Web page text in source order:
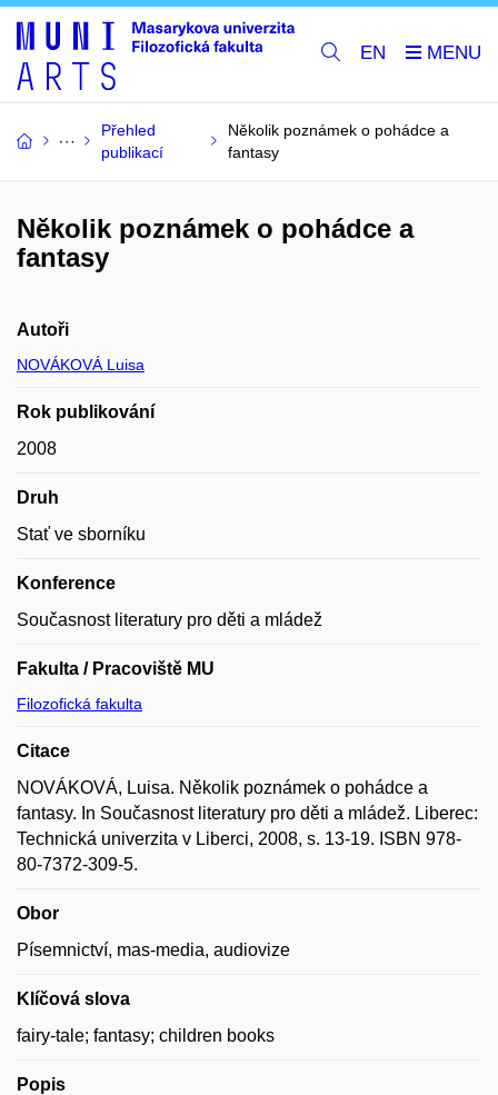
EN
Přehled
publikací
Několik poznámek o pohádce a
fantasy
Několik poznámek o pohádce a
fantasy
Autoři
NOVÁKOVÁ Luisa
Rok publikování
2008
Druh
Stať ve sborníku
Konference
Současnost literatury pro děti a mládež
Fakulta / Pracoviště MU
Filozofická fakulta
Citace
NOVÁKOVÁ, Luisa. Několik poznámek o pohádce a
fantasy. In Současnost literatury pro děti a mládež. Liberec:
Technická univerzita v Liberci, 2008, s. 13-19. ISBN 978-
80-7372-309-5.
Obor
Písemnictví, mas-media, audiovize
Klíčová slova
fairy-tale; fantasy; children books
Popis